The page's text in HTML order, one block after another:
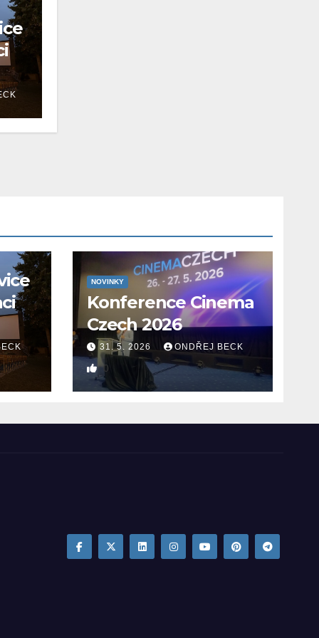
NOVINKY
Konference Cinema
Czech 2026
31. 5. 2026 ONDŘEJ BECK
0